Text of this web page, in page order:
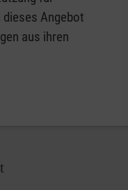
akuter
eine gesunde
des
Angebot
aus ihren